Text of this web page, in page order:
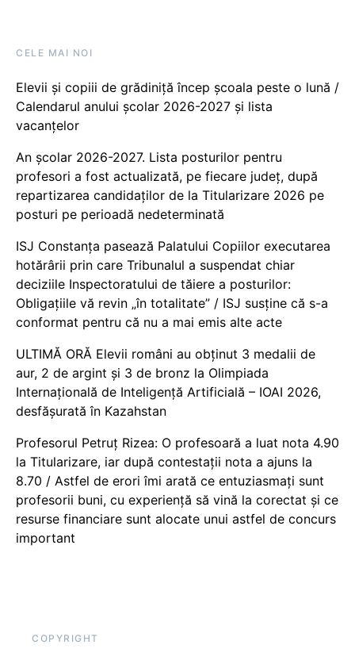
CELE MAI NOI
Elevii și copiii de grădiniță încep școala peste o lună /
Calendarul anului școlar 2026-2027 și lista
vacanțelor
An școlar 2026-2027. Lista posturilor pentru
profesori a fost actualizată, pe fiecare județ, după
repartizarea candidaților de la Titularizare 2026 pe
posturi pe perioadă nedeterminată
ISJ Constanța pasează Palatului Copiilor executarea
hotărârii prin care Tribunalul a suspendat chiar
deciziile Inspectoratului de tăiere a posturilor:
Obligațiile vă revin „în totalitate” / ISJ susține că s-a
conformat pentru că nu a mai emis alte acte
ULTIMĂ ORĂ Elevii români au obținut 3 medalii de
aur, 2 de argint și 3 de bronz la Olimpiada
Internațională de Inteligență Artificială – IOAI 2026,
desfășurată în Kazahstan
Profesorul Petruț Rizea: O profesoară a luat nota 4.90
la Titularizare, iar după contestații nota a ajuns la
8.70 / Astfel de erori îmi arată ce entuziasmați sunt
profesorii buni, cu experiență să vină la corectat și ce
resurse financiare sunt alocate unui astfel de concurs
important
COPYRIGHT